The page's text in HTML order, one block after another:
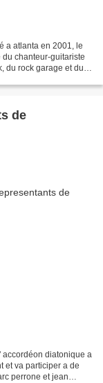
a atlanta en 2001, le
chanteur-guitariste
du rock garage et du
de
diatonique a
et va participer a de
perrone et jean